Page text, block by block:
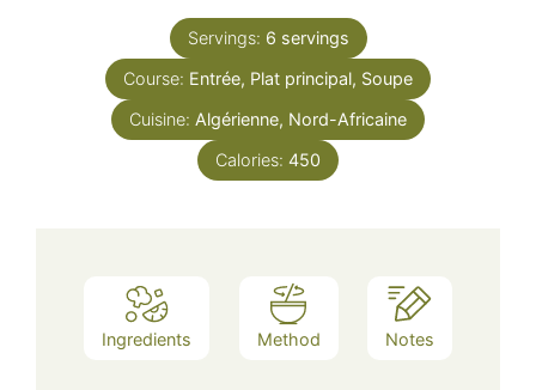
Servings: 6 servings
Course: Entrée, Plat principal, Soupe
Cuisine: Algérienne, Nord-Africaine
Calories: 450
Ingredients Method Notes